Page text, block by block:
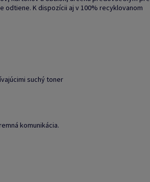
odtiene. K dispozícii aj v 100% recyklovanom
suchý toner
komunikácia.